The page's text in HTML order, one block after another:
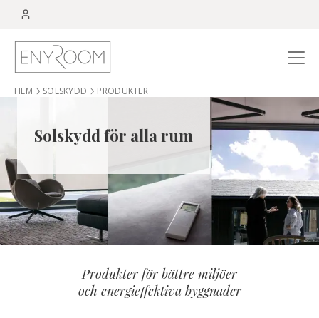
Menu
HEM SOLSKYDD PRODUKTER
Solskydd för alla rum
Produkter för bättre miljöer
och energieffektiva byggnader